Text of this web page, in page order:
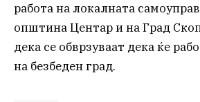
работа на локалната
општина Центар и на Град
дека се обврзуваат дека ќе
на безбеден град.